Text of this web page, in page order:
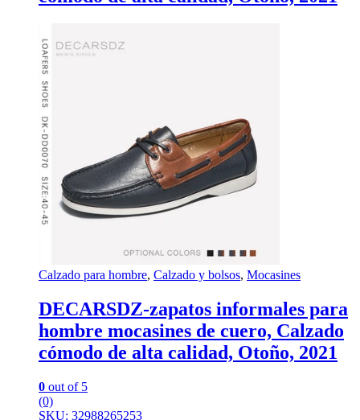
Calzado para hombre, Calzado y bolsos, Mocasines
DECARSDZ-zapatos informales para
hombre mocasines de cuero, Calzado
cómodo de alta calidad, Otoño, 2021
0 out of 5
(0)
SKU: 32988265253